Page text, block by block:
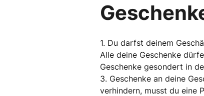
1. Du darfst deinem
Alle deine Geschenke
Geschenke gesondert in
3. Geschenke an deine
verhindern, musst du eine